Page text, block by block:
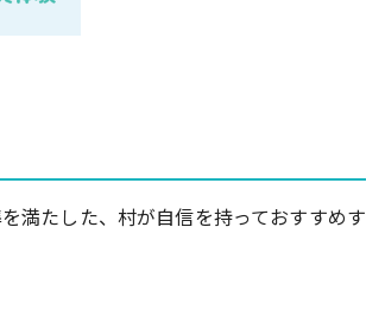
満たした、村が自信を持っておすすめす